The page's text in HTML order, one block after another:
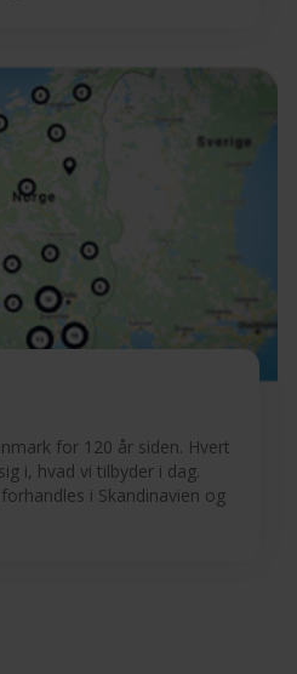
for 120 år siden. Hvert
i, hvad vi tilbyder i dag.
i Skandinavien og